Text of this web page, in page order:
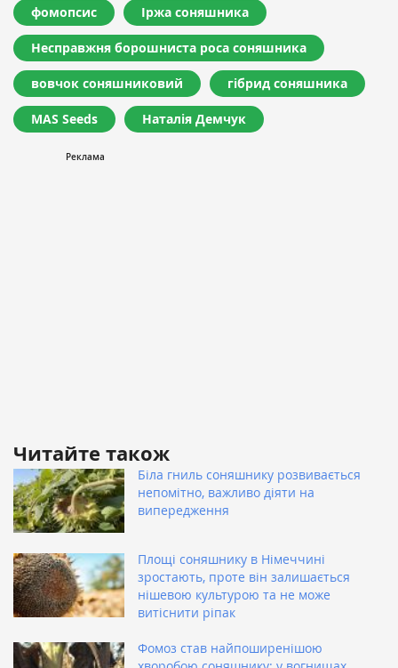
фомопсис Іржа соняшника
Несправжня борошниста роса соняшника
вовчок соняшниковий гібрид соняшника
MAS Seeds Наталія Демчук
Читайте також
Біла гниль соняшнику розвивається
непомітно, важливо діяти на
випередження
Площі соняшнику в Німеччині
зростають, проте він залишається
нішевою культурою та не може
витіснити ріпак
Фомоз став найпоширенішою